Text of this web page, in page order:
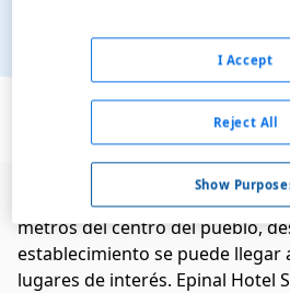
Ver en el
Este agradable hotel está en
metros del centro del pueblo,
establecimiento se puede llegar
lugares de interés. Epinal Hotel
Show
Reject All
I Accept